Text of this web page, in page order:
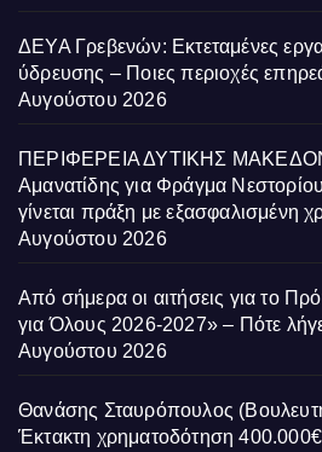
ΔΕΥΑ Γρεβενών: Εκτεταμένες
ύδρευσης – Ποιες περιοχές
Αυγούστου 2026
ΠΕΡΙΦΕΡΕΙΑ ΔΥΤΙΚΗΣ
Αμανατίδης για Φράγμα
γίνεται πράξη με εξασφαλισμένη
Αυγούστου 2026
Από σήμερα οι αιτήσεις για το
για Όλους 2026-2027» – Πότε
Αυγούστου 2026
Θανάσης Σταυρόπουλος
Έκτακτη χρηματοδότηση 400.000€